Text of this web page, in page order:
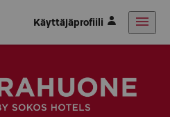
Käyttäjäprofiili